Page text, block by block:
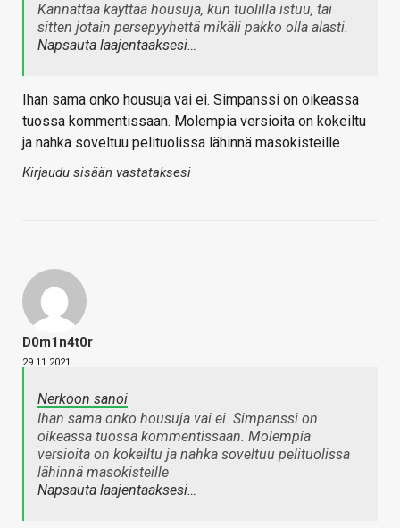
Kannattaa käyttää housuja, kun tuolilla istuu, tai
sitten jotain persepyyhettä mikäli pakko olla alasti.
Napsauta laajentaaksesi…
Ihan sama onko housuja vai ei. Simpanssi on oikeassa
tuossa kommentissaan. Molempia versioita on kokeiltu
ja nahka soveltuu pelituolissa lähinnä masokisteille
Kirjaudu sisään vastataksesi
D0m1n4t0r
29.11.2021
Nerkoon sanoi
Ihan sama onko housuja vai ei. Simpanssi on
oikeassa tuossa kommentissaan. Molempia
versioita on kokeiltu ja nahka soveltuu pelituolissa
lähinnä masokisteille
Napsauta laajentaaksesi…